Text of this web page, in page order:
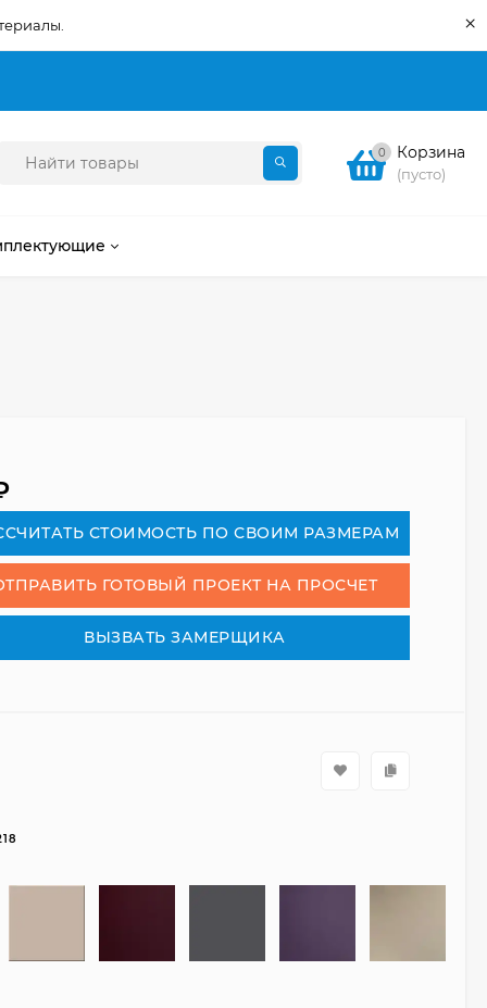
×
0 Корзина
(пусто)
СТОИМОСТЬ ПО СВОИМ РАЗМЕРАМ
ГОТОВЫЙ ПРОЕКТ НА ПРОСЧЕТ
ВЫЗВАТЬ ЗАМЕРЩИКА